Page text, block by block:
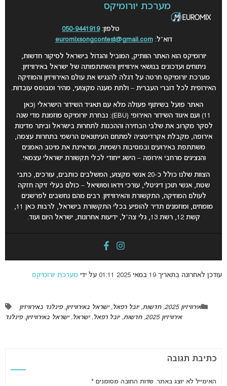
מערכת יורומיקס
טלפון:050-9441919
דוא”ל:euromixsongcontest@gmail.com
יורומיקס הוא האתר הוותיק, המוביל והגדול בישראל לסיקור חדשות,
ניתוחים ועדכונים בנושאי אירוויזיון והשתתפותה של ישראל באירוויזיון.
מערכת יורומיקס חרטה על דגלה להנגיש את עולם האירוויזיון והמוזיקה
האירופית לכל דוברי העברית – ולתת מענה מקצועי, מהיר ומבוסס עובדות.
האתר פועל בשיתוף פעולה מלא עם תאגיד השידור הישראלי (כאן
11) ועם איגוד השידור האירופי (EBU): נבחרת יורומיקס מוזמנת מדי שנה
לסקר מקרוב את שלבי הבחירה וההכנות לתחרות בישראל וביתר מדינות
אירופה, מקבלת אקרדיטציה למתחם העיתונאים הרשמי בתחרות עצמה,
משתתפת באירועים ובמסיבות רשמיות, ומראיינת את מיטב האמנים
והנציגים מרחבי אירופה – הישג ייחודי לכלי תקשורת ישראלי עצמאי.
הצוות שלנו כולל כ-20 אנשי מקצוע, המשלבים כותבים, עורכים, כתבי
שטח, אנשי תוכן דיגיטלי, עורכי וידאו וסושיאל – כולם בעלי זיקה חזקה
לעולם המוזיקה, התקשורת והאירוויזיון. רבים מהם נחשבים לפרשנים
מומחים, ומוזמנים תדיר להופיע בכלי התקשורת בישראל, לרבות כאן 11,
קשת 12, רשת 13, גלי צה”ל, ידיעות אחרונות, ישראל היום ועוד.
עודכן לאחרונה בתאריך 19 במאי 2025 01:11 על ידי מערכת יורומיקס
אירוויזיון 2025 ,חדשות,יובל רפאל,ישראל באירוויזיון,פינלנד באירוויזיון
אירוויזיון 2025
,חדשות,יובל רפאל,ישראל,ישראל באירוויזיון,פינלנד
כתיבת תגובה
האימייל לא יוצג באתר. שדות החובה מסומנים *